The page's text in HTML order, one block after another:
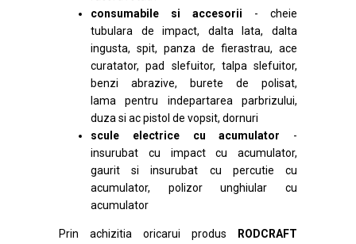
consumabile si accesorii - cheie
tubulara de impact, dalta lata, dalta
ingusta, spit, panza de fierastrau, ace
curatator, pad slefuitor, talpa slefuitor,
benzi abrazive, burete de polisat,
lama pentru indepartarea parbrizului,
duza si ac pistol de vopsit, dornuri
scule electrice cu acumulator -
insurubat cu impact cu acumulator,
gaurit si insurubat cu percutie cu
acumulator, polizor unghiular cu
acumulator
Prin achizitia oricarui produs
RODCRAFT